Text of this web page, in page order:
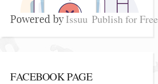
Powered byIssuu Publish for Free
FACEBOOK PAGE